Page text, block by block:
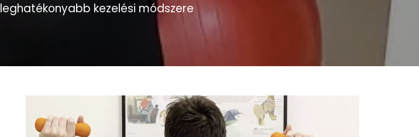
kezelési módszere